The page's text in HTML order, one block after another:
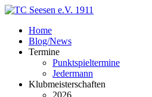
Home
Blog/News
Termine
Punktspieltermine
Jedermann
Klubmeisterschaften
2026